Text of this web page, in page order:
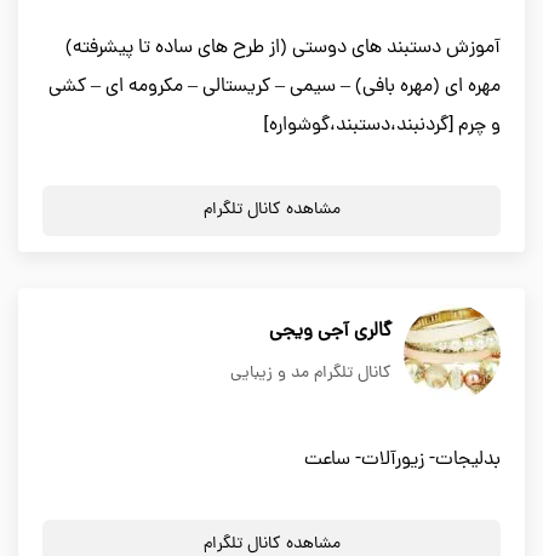
آموزش دستبند های دوستی (از طرح های ساده تا پیشرفته)
مهره ای (مهره بافی) – سیمی – کریستالی – مکرومه ای – کشی
و چرم [گردنبند،دستبند،گوشواره]
مشاهده کانال تلگرام
گالری آجی ویجی
کانال تلگرام مد و زیبایی
بدلیجات- زیورآلات- ساعت
مشاهده کانال تلگرام